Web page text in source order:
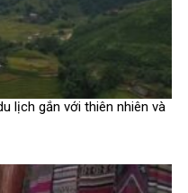
lịch gắn với thiên nhiên và